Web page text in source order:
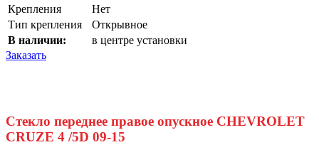
Крепления
Нет
Тип крепления
Открывное
В наличии:
в центре установки
Заказать
Стекло переднее правое опускное CHEVROLET
CRUZE 4 /5D 09-15